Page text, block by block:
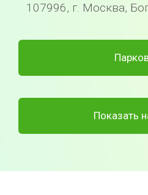
107996, г. Москва,
Показать